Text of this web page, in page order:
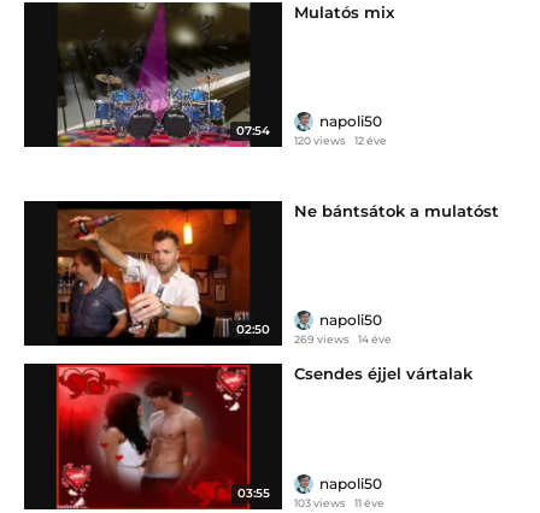
07:54
Mulatós mix
napoli50
120 views 12 éve
02:50
Ne bántsátok a mulatóst
napoli50
269 views 14 éve
03:55
Csendes éjjel vártalak
napoli50
103 views 11 éve